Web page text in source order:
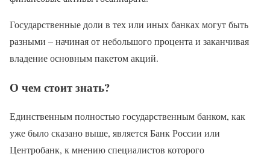
Государственные доли в тех или иных банках могут быть
разными – начиная от небольшого процента и заканчивая
владение основным пакетом акций.
О чем стоит знать?
Единственным полностью государственным банком, как
уже было сказано выше, является Банк России или
Центробанк, к мнению специалистов которого